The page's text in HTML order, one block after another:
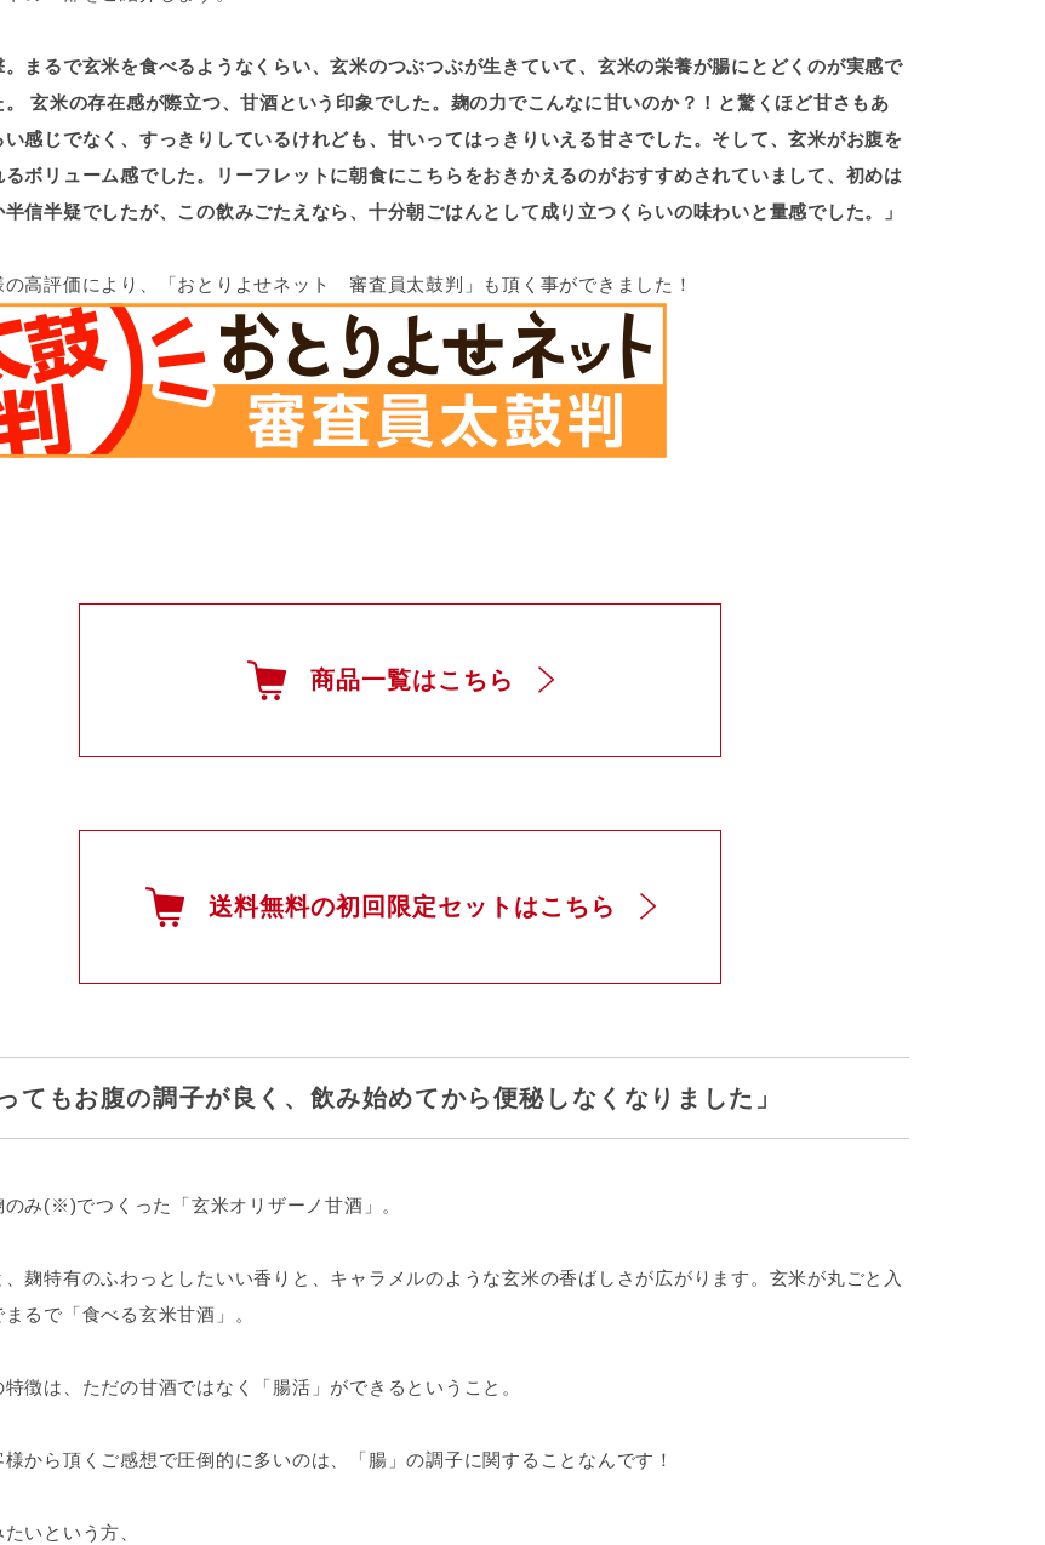
。まるで玄米を食べるようなくらい、玄米のつぶつぶが生きていて、玄米の栄養が腸にとどくのが実感で
。 玄米の存在感が際立つ、甘酒という印象でした。麹の力でこんなに甘いのか？！と驚くほど甘さもあ
い感じでなく、すっきりしているけれども、甘いってはっきりいえる甘さでした。そして、玄米がお腹を
ボリューム感でした。リーフレットに朝食にこちらをおきかえるのがおすすめされていまして、初めは
信半疑でしたが、この飲みごたえなら、十分朝ごはんとして成り立つくらいの味わいと量感でした。」
の高評価により、「おとりよせネット 審査員太鼓判」も頂く事ができました！
商品一覧はこちら
送料無料の初回限定セットはこちら
てもお腹の調子が良く、飲み始めてから便秘しなくなりました」
み(※)でつくった「玄米オリザーノ甘酒」。
麹特有のふわっとしたいい香りと、キャラメルのような玄米の香ばしさが広がります。玄米が丸ごと入
るで「食べる玄米甘酒」。
徴は、ただの甘酒ではなく「腸活」ができるということ。
から頂くご感想で圧倒的に多いのは、「腸」の調子に関することなんです！
いという方、